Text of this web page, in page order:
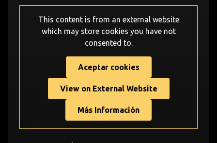
This content is from an external website
which may store cookies you have not
consented to.
Aceptar cookies
View on External Website
Más Información